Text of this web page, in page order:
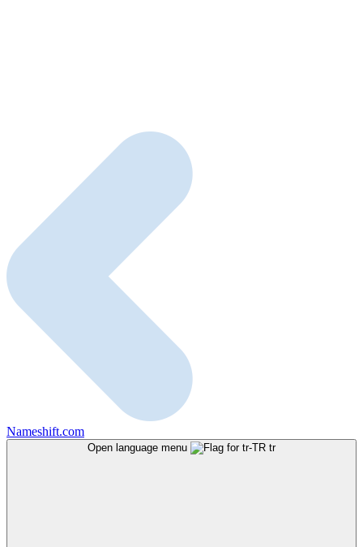
Nameshift.com
Open language menu tr